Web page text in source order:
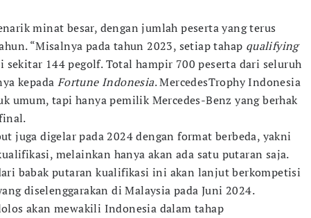
minat besar, dengan jumlah peserta yang terus
“Misalnya pada tahun 2023, setiap tahap qualifying
144 pegolf. Total hampir 700 peserta dari seluruh
kepada Fortune Indonesia. MercedesTrophy Indonesia
umum, tapi hanya pemilik Mercedes-Benz yang berhak
juga digelar pada 2024 dengan format berbeda, yakni
melainkan hanya akan ada satu putaran saja.
babak putaran kualifikasi ini akan lanjut berkompetisi
diselenggarakan di Malaysia pada Juni 2024.
akan mewakili Indonesia dalam tahap